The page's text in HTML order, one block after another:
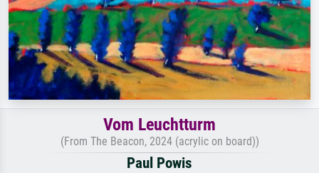
Vom Leuchtturm
(From The Beacon, 2024 (acrylic on board))
Paul Powis